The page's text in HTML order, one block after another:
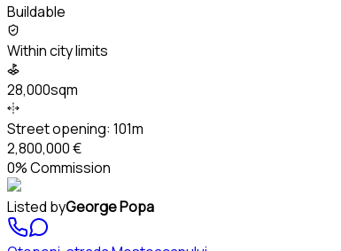
Buildable
Within city limits
28,000sqm
Street opening: 101m
2,800,000 €
0% Commission
Listed byGeorge Popa